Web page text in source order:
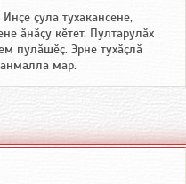
ҫула тухакансене,
ӑнӑҫу кӗтет. Пултарулӑх
пулӑшӗҫ. Эрне тухӑҫлӑ
мар.